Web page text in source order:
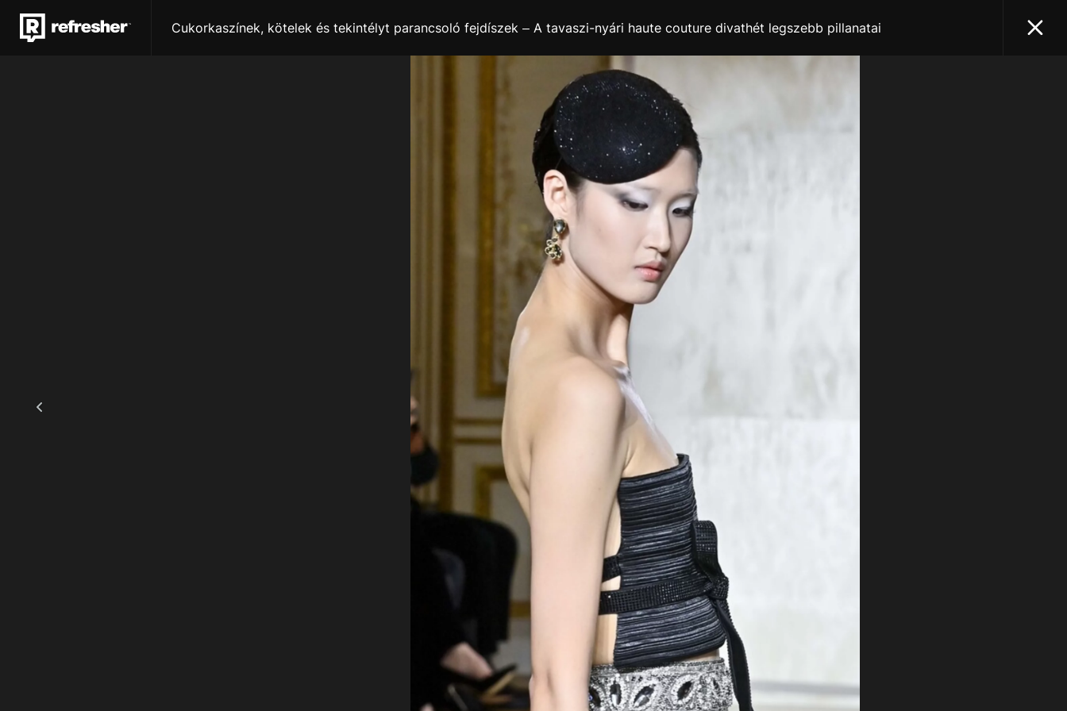
Cukorkaszínek, kötelek és tekintélyt parancsoló fejdíszek – A tavaszi-nyári haute couture divathét legszebb pillanatai